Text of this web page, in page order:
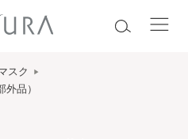
スク
品）